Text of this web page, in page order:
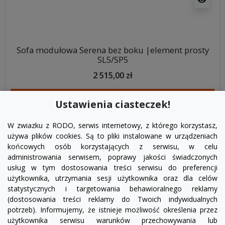
Sofa modułowa Serena bez boku |element prosty
SL5/SP5
2 515,00 zł
FacebookYouTubePinterest
Ustawienia ciasteczek!
W zwiazku z RODO, serwis internetowy, z którego korzystasz,
używa plików cookies. Są to pliki instalowane w urządzeniach
końcowych osób korzystających z serwisu, w celu
administrowania serwisem, poprawy jakości świadczonych
usług w tym dostosowania treści serwisu do preferencji
użytkownika, utrzymania sesji użytkownika oraz dla celów
statystycznych i targetowania behawioralnego reklamy
(dostosowania treści reklamy do Twoich indywidualnych
potrzeb). Informujemy, że istnieje możliwość określenia przez
użytkownika serwisu warunków przechowywania lub